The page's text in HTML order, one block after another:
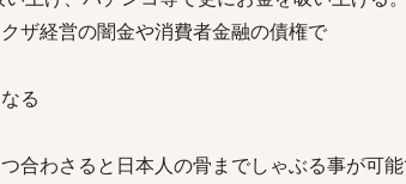
ヤクザ経営の闇金や消費者金融の債権
る
合わさると日本人の骨までしゃぶる事が可能